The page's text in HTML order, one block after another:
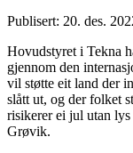
Publisert: 20. des.
Hovudstyret i Tekna
gjennom den
vil støtte eit land der
slått ut, og der folket
risikerer ei jul utan
Grøvik.